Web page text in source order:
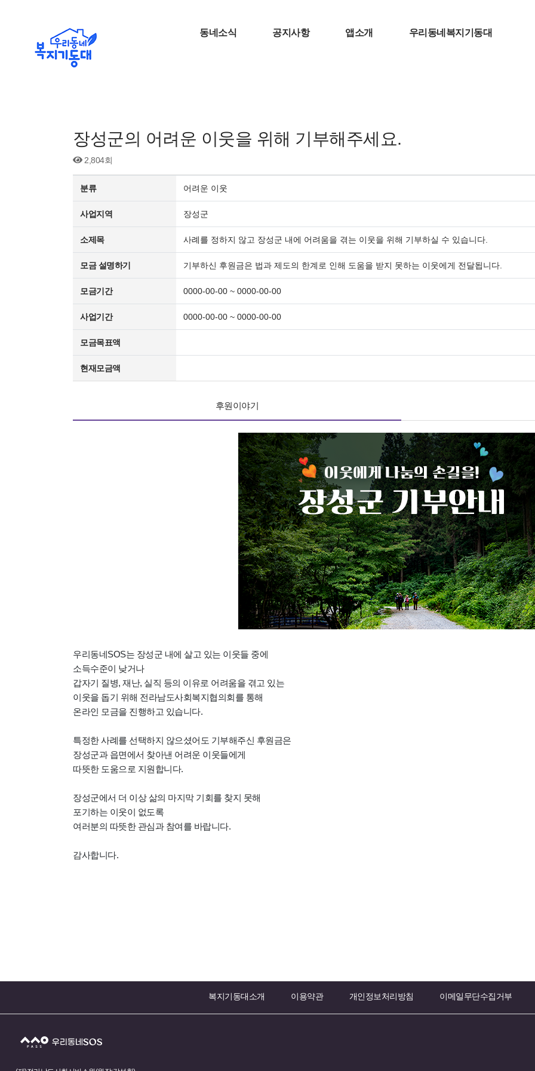
동네소식 공지사항 앱소개 우리동네복지기동대
장성군의 어려운 이웃을 위해 기부해주세요.
2,804회
분류 어려운 이웃
사업지역 장성군
소제목 사례를 정하지 않고 장성군 내에 어려움을 겪는 이웃을 위해 기부하실 수 있습니다.
모금 설명하기 기부하신 후원금은 법과 제도의 한계로 인해 도움을 받지 못하는 이웃에게 전달됩니다.
모금기간 0000-00-00 ~ 0000-00-00
사업기간 0000-00-00 ~ 0000-00-00
모금목표액
현재모금액
후원이야기
우리동네SOS는 장성군 내에 살고 있는 이웃들 중에
소득수준이 낮거나
갑자기 질병, 재난, 실직 등의 이유로 어려움을 겪고 있는
이웃을 돕기 위해 전라남도사회복지협의회를 통해
온라인 모금을 진행하고 있습니다.
특정한 사례를 선택하지 않으셨어도 기부해주신 후원금은
장성군과 읍면에서 찾아낸 어려운 이웃들에게
따뜻한 도움으로 지원합니다.
장성군에서 더 이상 삶의 마지막 기회를 찾지 못해
포기하는 이웃이 없도록
여러분의 따뜻한 관심과 참여를 바랍니다.
감사합니다.
복지기동대소개 이용약관 개인정보처리방침 이메일무단수집거부